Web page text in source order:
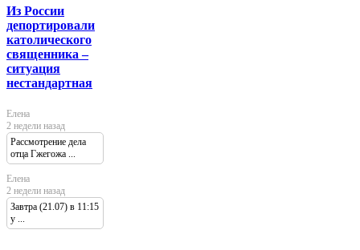
Из России
депортировали
католического
священника –
ситуация
нестандартная
Елена
2 недели назад
Рассмотрение дела
отца Гжегожа ...
Елена
2 недели назад
Завтра (21.07) в 11:15
у ...